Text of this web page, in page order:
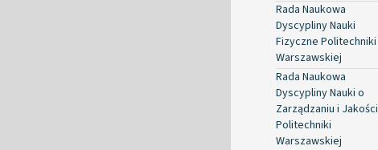
Rada Naukowa
Dyscypliny Nauki
Fizyczne Politechniki
Warszawskiej
Rada Naukowa
Dyscypliny Nauki o
Zarządzaniu i Jakości
Politechniki
Warszawskiej